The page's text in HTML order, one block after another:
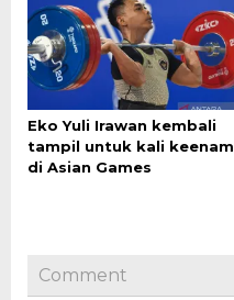
Eko Yuli Irawan kembali
tampil untuk kali keenam
di Asian Games
Comment